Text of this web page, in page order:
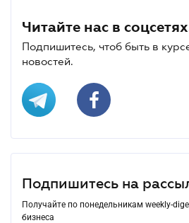
Читайте нас в
Подпишитесь, чтоб быть в
новостей.
Подпишитесь на
Получайте по понедельникам weekly-
бизнеса